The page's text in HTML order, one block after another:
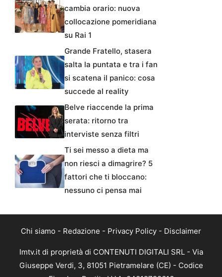
cambia orario: nuova
collocazione pomeridiana
su Rai 1
Grande Fratello, stasera
salta la puntata e tra i fan
si scatena il panico: cosa
succede al reality
Belve riaccende la prima
serata: ritorno tra
interviste senza filtri
Ti sei messo a dieta ma
non riesci a dimagrire? 5
fattori che ti bloccano:
nessuno ci pensa mai
Chi siamo - Redazione - Privacy Policy - Disclaimer
Imtv.it di proprietà di CONTENUTI DIGITALI SRL - Via
Giuseppe Verdi, 3, 81051 Pietramelare (CE) - Codice